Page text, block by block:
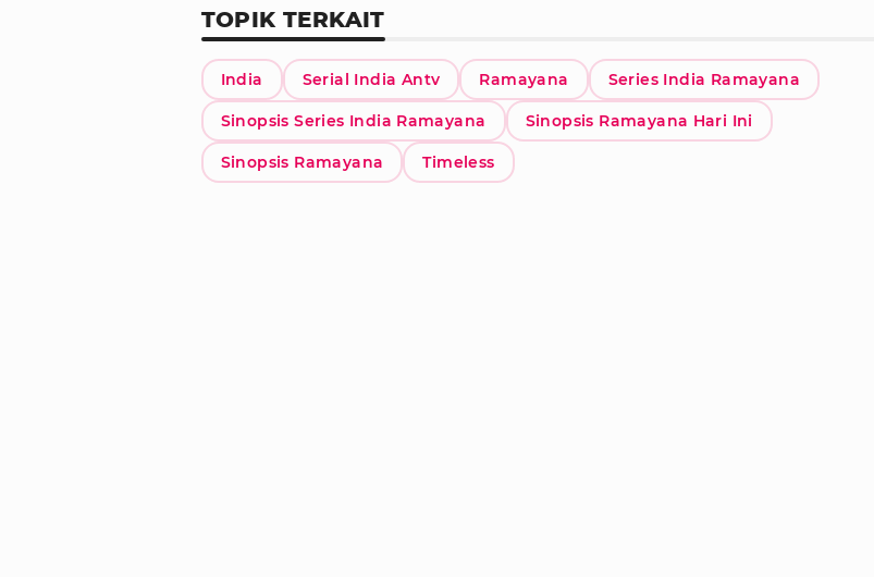
TOPIK TERKAIT
India Serial India Antv Ramayana Series India Ramayana
Sinopsis Series India Ramayana Sinopsis Ramayana Hari Ini
Sinopsis Ramayana Timeless